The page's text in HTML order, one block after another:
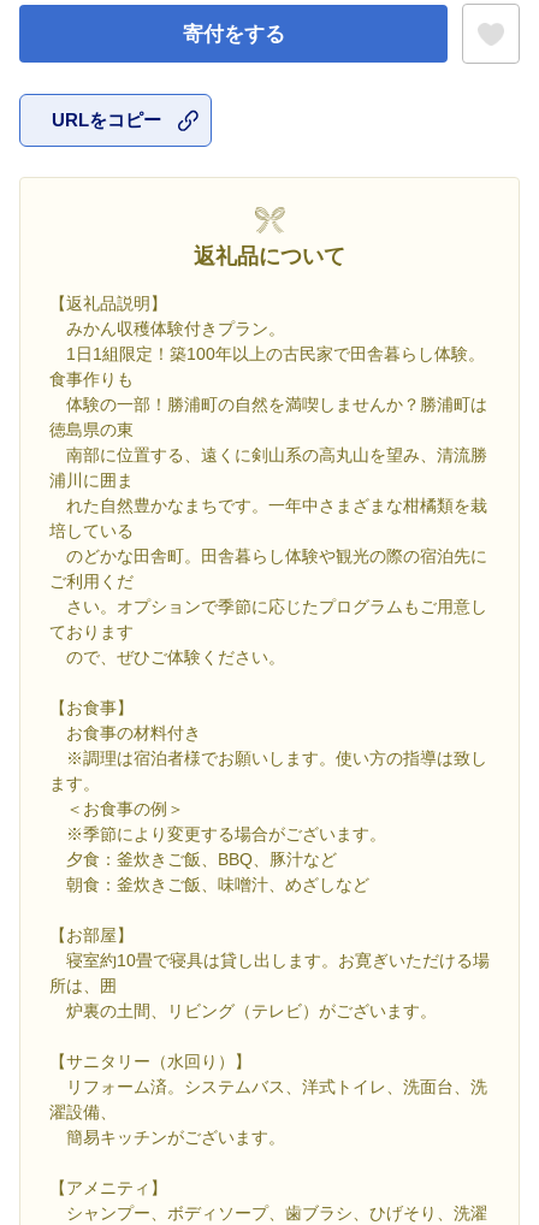
寄付をする
URLをコピー
返礼品について
【返礼品説明】
みかん収穫体験付きプラン。
1日1組限定！築100年以上の古民家で田舎暮らし体験。
食事作りも
体験の一部！勝浦町の自然を満喫しませんか？勝浦町は
徳島県の東
南部に位置する、遠くに剣山系の高丸山を望み、清流勝
浦川に囲ま
れた自然豊かなまちです。一年中さまざまな柑橘類を栽
培している
のどかな田舎町。田舎暮らし体験や観光の際の宿泊先に
ご利用くだ
さい。オプションで季節に応じたプログラムもご用意し
ております
ので、ぜひご体験ください。
【お食事】
お食事の材料付き
※調理は宿泊者様でお願いします。使い方の指導は致し
ます。
＜お食事の例＞
※季節により変更する場合がございます。
夕食：釜炊きご飯、BBQ、豚汁など
朝食：釜炊きご飯、味噌汁、めざしなど
【お部屋】
寝室約10畳で寝具は貸し出します。お寛ぎいただける場
所は、囲
炉裏の土間、リビング（テレビ）がございます。
【サニタリー（水回り）】
リフォーム済。システムバス、洋式トイレ、洗面台、洗
濯設備、
簡易キッチンがございます。
【アメニティ】
シャンプー、ボディソープ、歯ブラシ、ひげそり、洗濯